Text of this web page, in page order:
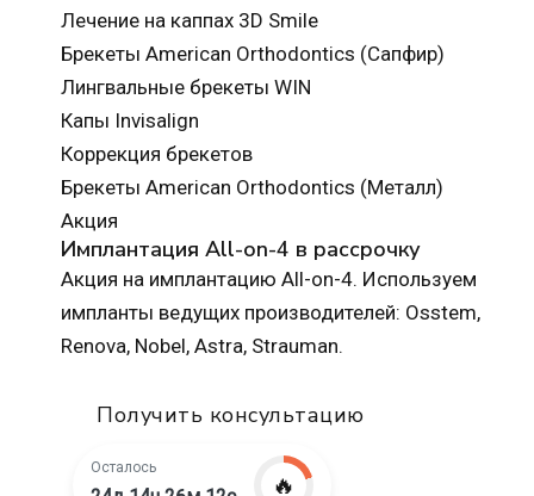
Лечение на каппах 3D Smile
Брекеты American Orthodontics (Сапфир)
Лингвальные брекеты WIN
Капы Invisalign
Коррекция брекетов
Брекеты American Orthodontics (Металл)
Акция
Имплантация All-on-4 в рассрочку
Акция на имплантацию All-on-4. Используем
импланты ведущих производителей: Osstem,
Renova, Nobel, Astra, Strauman.
Получить консультацию
Осталось
🔥